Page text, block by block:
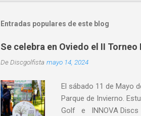
Entradas populares de este blog
Se celebra en Oviedo el II
DeDiscgolfista mayo 14, 2024
El sábado 11 de Mayo
Parque de Invierno.
Golf e INNOVA Discs